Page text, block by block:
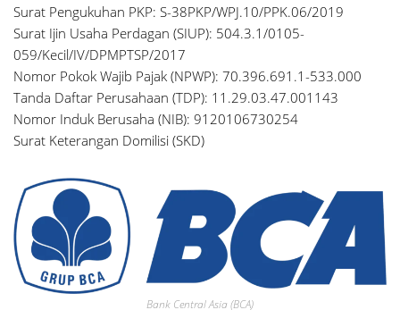
Surat Pengukuhan PKP: S-38PKP/WPJ.10/PPK.06/2019
Surat Ijin Usaha Perdagan (SIUP): 504.3.1/0105-
059/Kecil/IV/DPMPTSP/2017
Nomor Pokok Wajib Pajak (NPWP): 70.396.691.1-533.000
Tanda Daftar Perusahaan (TDP): 11.29.03.47.001143
Nomor Induk Berusaha (NIB): 9120106730254
Surat Keterangan Domilisi (SKD)
Bank Central Asia (BCA)